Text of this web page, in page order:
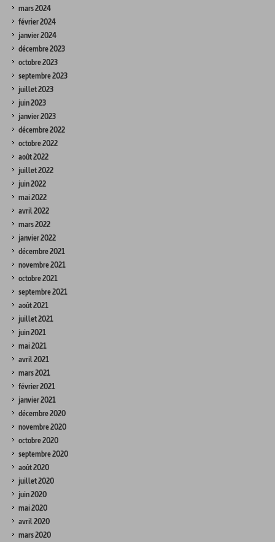
mars 2024
février 2024
janvier 2024
décembre 2023
octobre 2023
septembre 2023
juillet 2023
juin 2023
janvier 2023
décembre 2022
octobre 2022
août 2022
juillet 2022
juin 2022
mai 2022
avril 2022
mars 2022
janvier 2022
décembre 2021
novembre 2021
octobre 2021
septembre 2021
août 2021
juillet 2021
juin 2021
mai 2021
avril 2021
mars 2021
février 2021
janvier 2021
décembre 2020
novembre 2020
octobre 2020
septembre 2020
août 2020
juillet 2020
juin 2020
mai 2020
avril 2020
mars 2020